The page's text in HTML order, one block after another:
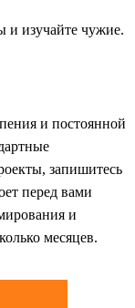
и изучайте чужие.
и постоянной
запишитесь
перед вами
и
месяцев.